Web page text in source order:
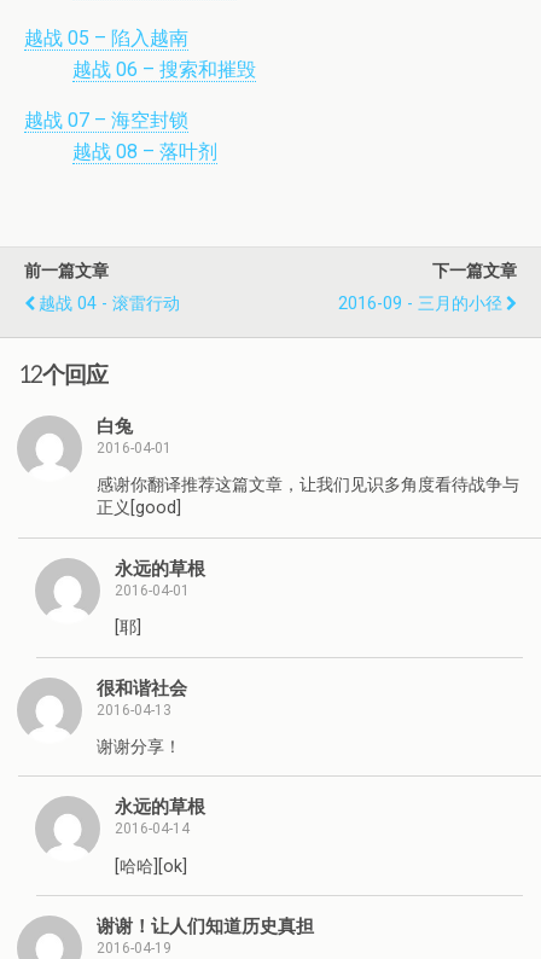
越战 05 – 陷入越南
越战 06 – 搜索和摧毁
越战 07 – 海空封锁
越战 08 – 落叶剂
前一篇文章
越战 04 - 滚雷行动
下一篇文章
2016-09 - 三月的小径
12个回应
白兔
2016-04-01
感谢你翻译推荐这篇文章，让我们见识多角度看待战争与
正义[good]
永远的草根
2016-04-01
[耶]
很和谐社会
2016-04-13
谢谢分享！
永远的草根
2016-04-14
[哈哈][ok]
谢谢！让人们知道历史真担
2016-04-19